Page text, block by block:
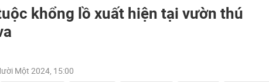
khổng lồ xuất hiện tại vườn thú
Một 2024, 15:00